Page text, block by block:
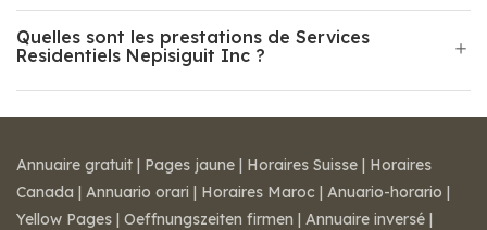
Quelles sont les prestations de Services
Residentiels Nepisiguit Inc ?
Annuaire gratuit | Pages jaune | Horaires Suisse | Horaires
Canada | Annuario orari | Horaires Maroc | Anuario-horario |
Yellow Pages | Oeffnungszeiten firmen | Annuaire inversé |